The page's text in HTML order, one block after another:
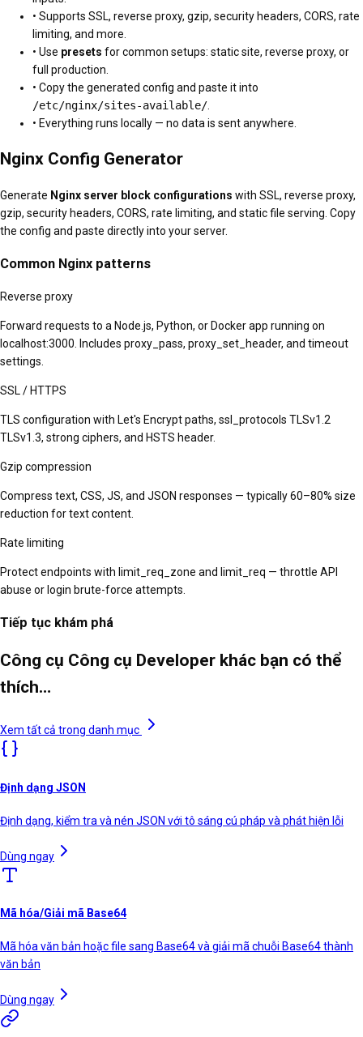
• Supports SSL, reverse proxy, gzip, security headers, CORS, rate
limiting, and more.
• Use presets for common setups: static site, reverse proxy, or
full production.
• Copy the generated config and paste it into
/etc/nginx/sites-available/
• Everything runs locally — no data is sent anywhere.
Nginx Config Generator
Generate Nginx server block configurations with SSL, reverse proxy,
gzip, security headers, CORS, rate limiting, and static file serving. Copy
the config and paste directly into your server.
Common Nginx patterns
Reverse proxy
Forward requests to a Node.js, Python, or Docker app running on
localhost:3000. Includes proxy_pass, proxy_set_header, and timeout
settings.
SSL / HTTPS
TLS configuration with Let's Encrypt paths, ssl_protocols TLSv1.2
TLSv1.3, strong ciphers, and HSTS header.
Gzip compression
Compress text, CSS, JS, and JSON responses — typically 60–80% size
reduction for text content.
Rate limiting
Protect endpoints with limit_req_zone and limit_req — throttle API
abuse or login brute-force attempts.
Tiếp tục khám phá
Công cụ Công cụ Developer khác bạn có thể
thích…
Xem tất cả trong danh mục
Định dạng JSON
Định dạng, kiểm tra và nén JSON với tô sáng cú pháp và phát hiện lỗi
Dùng ngay
Mã hóa/Giải mã Base64
Mã hóa văn bản hoặc file sang Base64 và giải mã chuỗi Base64 thành
văn bản
Dùng ngay